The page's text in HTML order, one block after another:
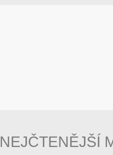
NEJČTENĚJŠÍ